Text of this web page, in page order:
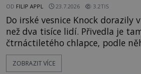
OD FILIP APPL 23.7.2026 3.2TIS
Do irské vesnice Knock dorazily
než dva tisíce lidí. Přivedla je
čtrnáctiletého chlapce, podle
přesně ve tři hodiny odpoledne
Když slunce vystoupilo z mraků,
ZOBRAZIT VÍCE